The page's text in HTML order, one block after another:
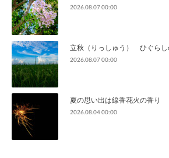
2026.08.07 00:00
立秋（りっしゅう） ひぐらし
2026.08.07 00:00
夏の思い出は線香花火の香り
2026.08.04 00:00